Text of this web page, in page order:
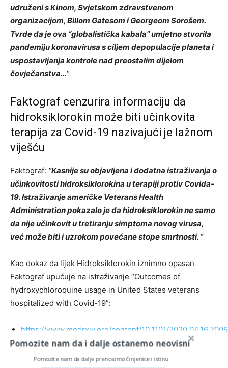
udruženi s Kinom, Svjetskom zdravstvenom
organizacijom, Billom Gatesom i Georgeom Sorošem.
Tvrde da je ova “globalistička kabala” umjetno stvorila
pandemiju koronavirusa s ciljem depopulacije planeta i
uspostavljanja kontrole nad preostalim dijelom
čovječanstva…“
Faktograf cenzurira informaciju da
hidroksiklorokin može biti učinkovita
terapija za Covid-19 nazivajući je lažnom
viješću
Faktograf: “Kasnije su objavljena i dodatna istraživanja o
učinkovitosti hidroksiklorokina u terapiji protiv Covida-
19. Istraživanje američke Veterans Health
Administration pokazalo je da hidroksiklorokin ne samo
da nije učinkovit u tretiranju simptoma novog virusa,
već može biti i uzrokom povećane stope smrtnosti. “
Kao dokaz da lijek Hidroksiklorokin iznimno opasan
Faktograf upućuje na istraživanje “Outcomes of
hydroxychloroquine usage in United States veterans
hospitalized with Covid-19”:
https://www.medrxiv.org/content/10.1101/
Ipak, isto istraživanje tek je preliminarna studija u fazi
Pomozite nam da i dalje ostanemo neovisni
Pomozite nam da dalje prenosimo činjenice i istinu